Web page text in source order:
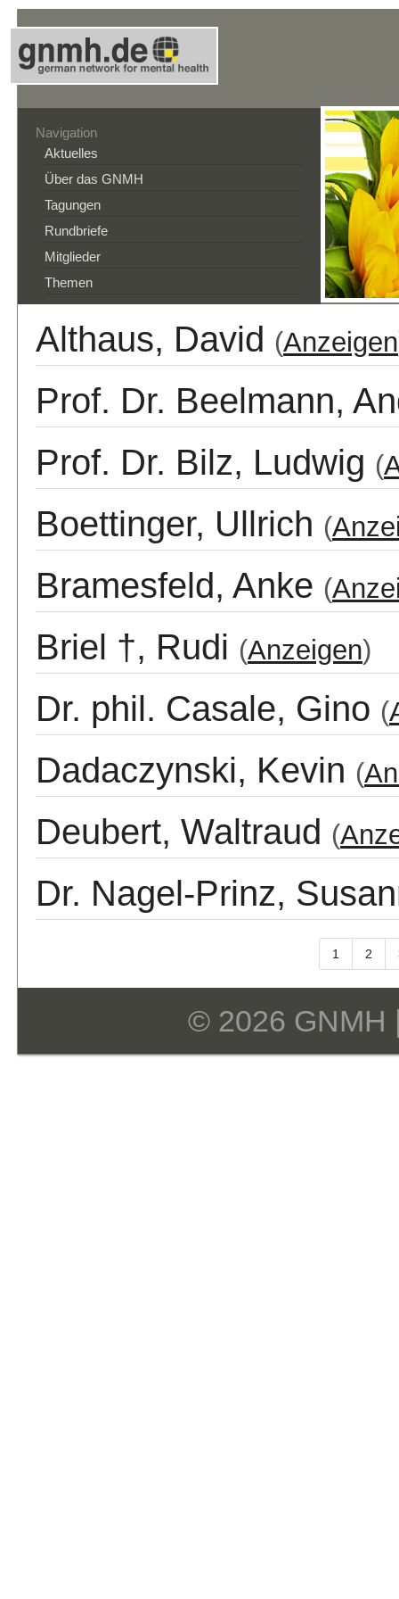
Navigation
Aktuelles
Über das GNMH
Tagungen
Rundbriefe
Mitglieder
Themen
Althaus, David (Anzeigen
Prof. Dr. Beelmann,
Prof. Dr. Bilz, Ludwig (
Boettinger, Ullrich (
Bramesfeld, Anke (
Briel †, Rudi (Anzeigen)
Dr. phil. Casale, Gino (
Dadaczynski, Kevin (
Deubert, Waltraud (
Dr. Nagel-Prinz,
1 2
© 2026